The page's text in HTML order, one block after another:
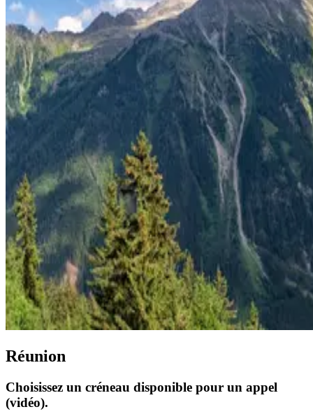
Réunion
Choisissez un créneau disponible pour un appel
(vidéo).